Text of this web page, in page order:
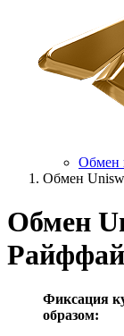
Обмен
Обмен
Обмен
Фиксация
образом: